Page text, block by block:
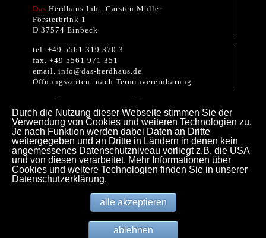
Das Herdhaus Inh.. Carsten Müller
Försterbrink 1
D 37574 Einbeck
tel. +49 5561 319 370 3
fax. +49 5561 971 351
email. info@das-herdhaus.de
Öffnungszeiten: nach Terminvereinbarung
© Das Herdhaus 2023
Durch die Nutzung dieser Webseite stimmen Sie der
Verwendung von Cookies und weiteren Technologien zu.
Je nach Funktion werden dabei Daten an Dritte
weitergegeben und an Dritte in Ländern in denen kein
angemessenes Datenschutzniveau vorliegt z.B. die USA
und von diesen verarbeitet. Mehr Informationen über
Cookies und weitere Technologien finden Sie in unserer
Datenschutzerklärung.
alle akzeptieren
ablehnen